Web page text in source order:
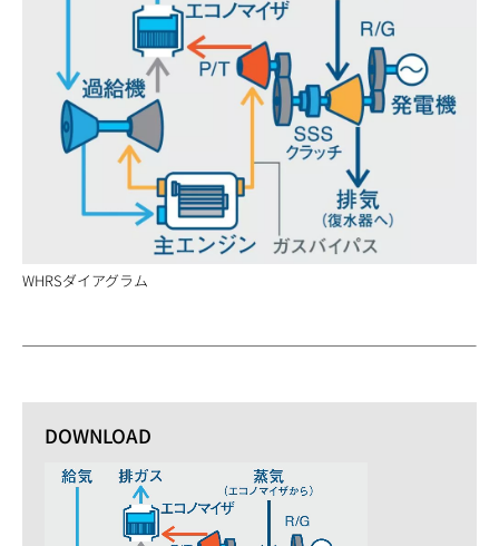
WHRSダイアグラム
DOWNLOAD